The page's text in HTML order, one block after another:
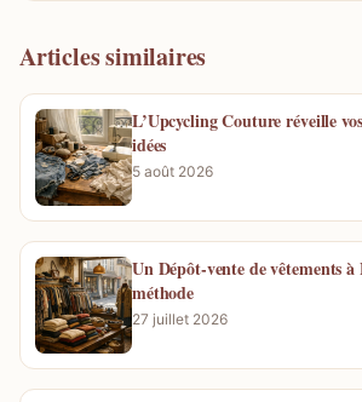
Articles similaires
L’Upcycling Couture réveille
idées
5 août 2026
Un Dépôt-vente de vêtements à
méthode
27 juillet 2026